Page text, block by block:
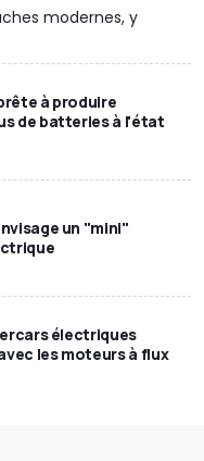
modernes, y
à produire
de batteries à l'état
un "mini"
électriques
les moteurs à flux